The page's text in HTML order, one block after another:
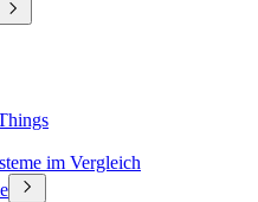
im Vergleich